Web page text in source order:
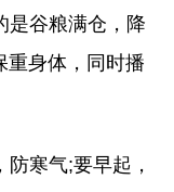
是谷粮满仓，降
重身体，同时播
寒气;要早起，